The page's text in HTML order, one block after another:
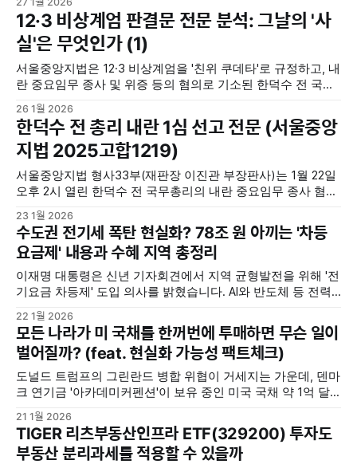
내란과 닮아있는 포고령의 문제점, 국회 봉쇄 및 언론 장악 계
획 등 판결문이 인정한 구체적인 사실관계를 통해 우리 시대
민주주의의 가치와 법치주의의 엄중함을
12·3 비상계엄 판결문 전문 분석: 그날의 '사
실'은 무엇인가 (1)
서울중앙지법은 12·3 비상계엄을 '친위 쿠데타'로 규정하고, 내
란 중요임무 종사 및 위증 등의 혐의로 기소된 한덕수 전 국무
총리에게 징역 23년을 선고하며 법정 구속했습니다. 재판부는
한 전 총리가 국무회의 의결을 도와 내란에 가담하고 민주주의
를 훼손했다고 판단했으며, 이는 전직 총리가 법정 구속된 헌
정사상 첫 사례입니다. <법률신문, 2026. 1.
26 1월 2026
한덕수 전 총리 내란 1심 선고 전문 (서울중앙
지법 2025고합1219)
서울중앙지법 형사33부(재판장 이진관 부장판사)는 1월 22일
오후 2시 열린 한덕수 전 국무총리의 내란 중요임무 종사 혐의
등 사건 재판에서 한 전 총리에게 징역 23년을 선고하고 법정
구속하였습니다. (2025고합1219) 아래 내용은 당시 선고 전문
입니다. (이미지 파일이 많아 스크롤의 압박이 있으니, 참고 바
랍니다) #한덕수 #전국무총리 #징역23년 #법정구속 #내란죄
#123비상계엄 #친위쿠데타
23 1월 2026
수도권 전기세 폭탄 현실화? 78조 원 아끼는 '차등
요금제' 내용과 수혜 지역 총정리
이재명 대통령은 신년 기자회견에서 지역 균형발전을 위해 '전
기요금 차등제' 도입 의사를 밝혔습니다. AI와 반도체 등 전력
소모가 큰 기업들이 에너지 비용이 싼 지방으로 자발적으로 이
전하도록 시장 원리를 활용하겠다는 구상입니다. 또한 공공기
관 2차 이전을 대대적으로 추진하고 지방의 자율성과 재정 권
한을 대폭 확대하겠다고 강조했습니다. <영남일보, 2026. 1.
22. '
22 1월 2026
모든 나라가 미 국채를 한꺼번에 투매하면 무슨 일이
벌어질까? (feat. 현실화 가능성 팩트체크)
도널드 트럼프의 그린란드 병합 위협이 거세지는 가운데, 덴마
크 연기금 '아카데미커펜션'이 보유 중인 미국 국채 약 1억 달
러어치를 이달 말까지 전량 매각하기로 했습니다. 연기금 측은
미 정부의 재정 취약성과 장기적 지속 불가능성을 주요 원인으
로 꼽았으며, 이번 결정이 정치적 갈등과 직접 연관은 없다고
선을 그으면서도 현재의 상황이 영향을 주었음을
21 1월 2026
TIGER 리츠부동산인프라 ETF(329200) 투자도
부동산 분리과세를 적용할 수 있을까